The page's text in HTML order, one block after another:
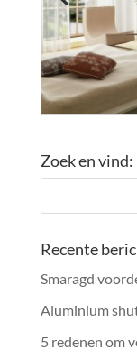
Zoek en vind:
Recente
Smaragd
Aluminium
5 redenen om